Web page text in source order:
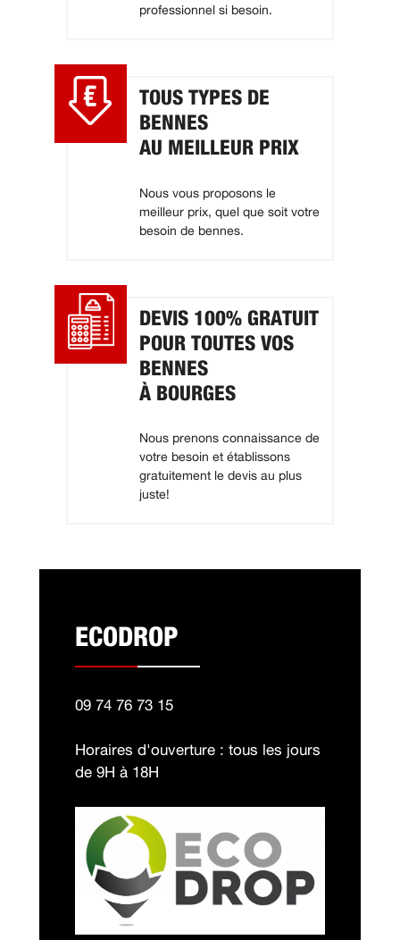
professionnel si besoin.
TOUS TYPES DE
BENNES
AU MEILLEUR PRIX
Nous vous proposons le
meilleur prix, quel que soit votre
besoin de bennes.
DEVIS 100% GRATUIT
POUR TOUTES VOS
BENNES
À BOURGES
Nous prenons connaissance de
votre besoin et établissons
gratuitement le devis au plus
juste!
ECODROP
09 74 76 73 15
Horaires d'ouverture : tous les jours
de 9H à 18H